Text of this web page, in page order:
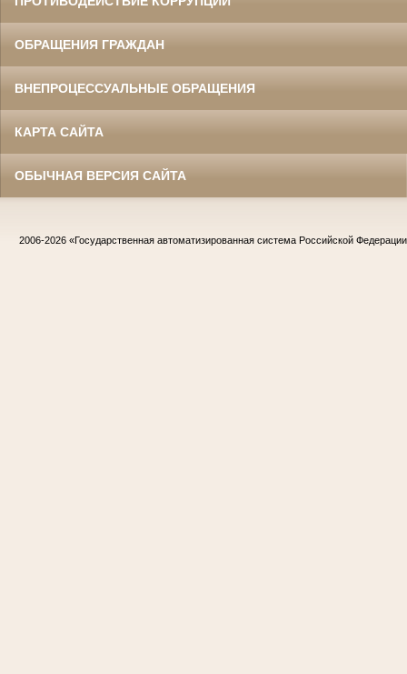
ОБРАЩЕНИЯ ГРАЖДАН
ВНЕПРОЦЕССУАЛЬНЫЕ ОБРАЩЕНИЯ
КАРТА САЙТА
ОБЫЧНАЯ ВЕРСИЯ САЙТА
2006-2026 «Государственная автоматизированная система Российской